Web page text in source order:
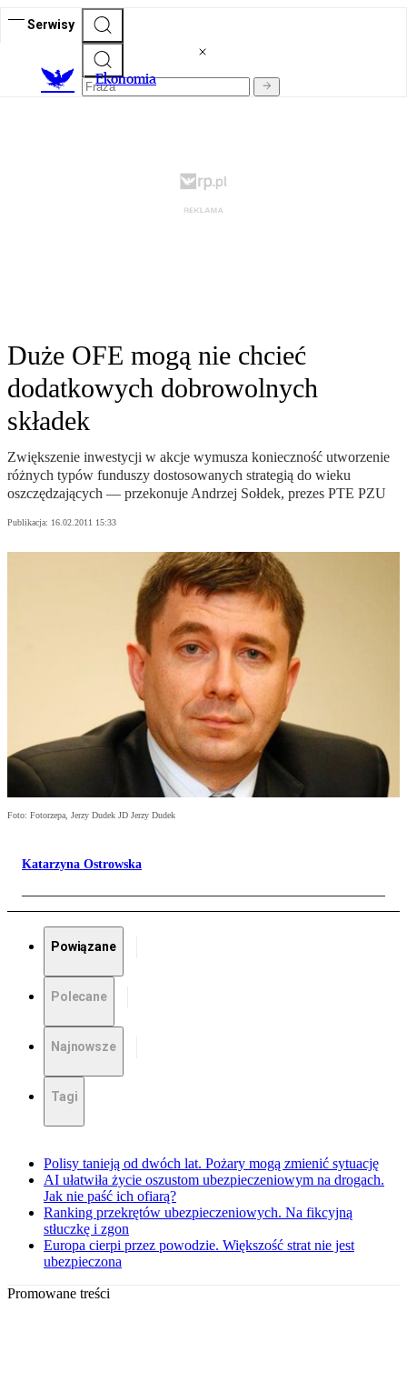
Serwisy
Ekonomia
Duże OFE mogą nie chcieć
dodatkowych dobrowolnych
składek
Zwiększenie inwestycji w akcje wymusza konieczność utworzenie
różnych typów funduszy dostosowanych strategią do wieku
oszczędzających — przekonuje Andrzej Sołdek, prezes PTE PZU
Publikacja: 16.02.2011 15:33
Foto: Fotorzepa, Jerzy Dudek JD Jerzy Dudek
Katarzyna Ostrowska
Powiązane
Polecane
Najnowsze
Tagi
Polisy tanieją od dwóch lat. Pożary mogą zmienić sytuację
AI ułatwiła życie oszustom ubezpieczeniowym na drogach.
Jak nie paść ich ofiarą?
Ranking przekrętów ubezpieczeniowych. Na fikcyjną
stłuczkę i zgon
Europa cierpi przez powodzie. Większość strat nie jest
ubezpieczona
Promowane treści